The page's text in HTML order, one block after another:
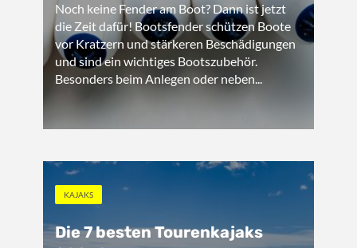
Noch keine Fender am Boot? Dann ist jetzt
die Zeit dafür! Bootsfender schützen Boote
vor Kratzern und stärkeren Beschädigungen
und sind ein wichtiges Bootszubehör.
Besonders beim Anlegen oder neben...
KAJAKS
Die 7 besten Tourenkajaks